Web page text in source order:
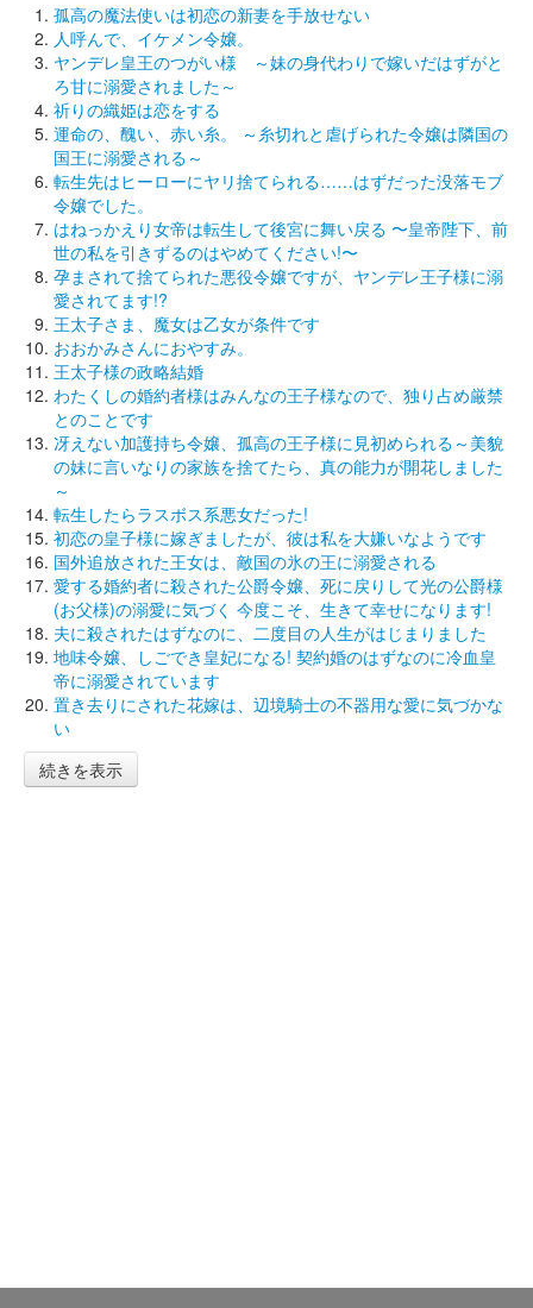
孤高の魔法使いは初恋の新妻を手放せない
人呼んで、イケメン令嬢。
ヤンデレ皇王のつがい様 ～妹の身代わりで嫁いだはずがと
ろ甘に溺愛されました～
祈りの織姫は恋をする
運命の、醜い、赤い糸。 ～糸切れと虐げられた令嬢は隣国の
国王に溺愛される～
転生先はヒーローにヤリ捨てられる……はずだった没落モブ
令嬢でした。
はねっかえり女帝は転生して後宮に舞い戻る 〜皇帝陛下、前
世の私を引きずるのはやめてください!〜
孕まされて捨てられた悪役令嬢ですが、ヤンデレ王子様に溺
愛されてます!?
王太子さま、魔女は乙女が条件です
おおかみさんにおやすみ。
王太子様の政略結婚
わたくしの婚約者様はみんなの王子様なので、独り占め厳禁
とのことです
冴えない加護持ち令嬢、孤高の王子様に見初められる～美貌
の妹に言いなりの家族を捨てたら、真の能力が開花しました
～
転生したらラスボス系悪女だった!
初恋の皇子様に嫁ぎましたが、彼は私を大嫌いなようです
国外追放された王女は、敵国の氷の王に溺愛される
愛する婚約者に殺された公爵令嬢、死に戻りして光の公爵様
(お父様)の溺愛に気づく 今度こそ、生きて幸せになります!
夫に殺されたはずなのに、二度目の人生がはじまりました
地味令嬢、しごでき皇妃になる! 契約婚のはずなのに冷血皇
帝に溺愛されています
置き去りにされた花嫁は、辺境騎士の不器用な愛に気づかな
い
続きを表示